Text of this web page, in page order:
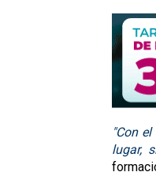
"Con
lugar,